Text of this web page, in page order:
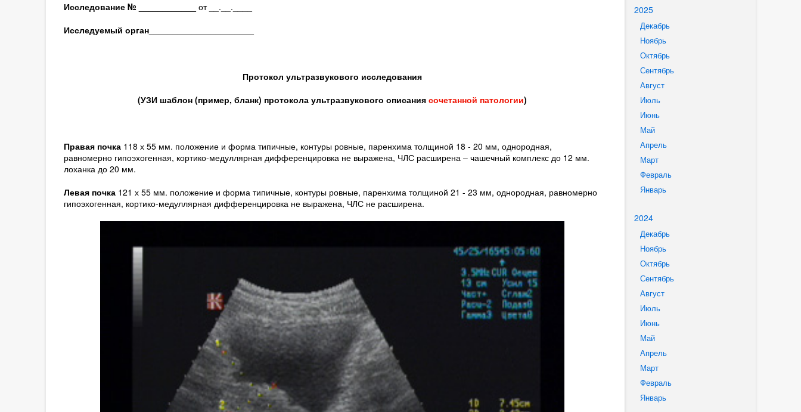
2025
Декабрь
Ноябрь
Октябрь
Сентябрь
Август
Июль
Июнь
Май
Апрель
Март
Февраль
Январь
2024
Декабрь
Ноябрь
Октябрь
Сентябрь
Август
Июль
Июнь
Май
Апрель
Март
Февраль
Январь
Исследование № ____________ от __.__.____
Исследуемый орган______________________
Протокол ультразвукового исследования
(УЗИ шаблон (пример, бланк) протокола ультразвукового описания сочетанной патологии)
Правая почка118 х 55 мм. положение и форма типичные, контуры ровные, паренхима толщиной 18 - 20 мм, однородная,
равномерно гипоэхогенная, кортико-медуллярная дифференцировка не выражена, ЧЛС расширена – чашечный комплекс до 12 мм.
лоханка до 20 мм.
Левая почка121 х 55 мм. положение и форма типичные, контуры ровные, паренхима толщиной 21 - 23 мм, однородная, равномерно
гипоэхогенная, кортико-медуллярная дифференцировка не выражена, ЧЛС не расширена.